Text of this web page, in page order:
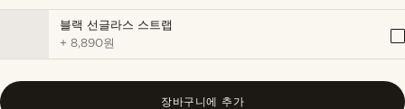
블랙 선글라스 스트랩
+8,890원
장바구니에 추가